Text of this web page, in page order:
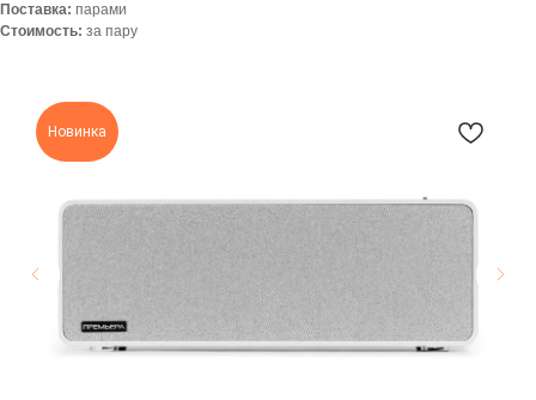
Поставка: парами
Стоимость: за пару
Новинка